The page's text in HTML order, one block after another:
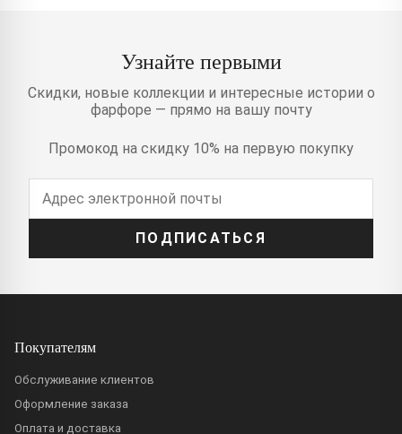
Узнайте первыми
Скидки, новые коллекции и интересные истории о
фарфоре — прямо на вашу почту
Промокод на скидку 10% на первую покупку
ПОДПИСАТЬСЯ
Покупателям
Обслуживание клиентов
Оформление заказа
Оплата и доставка